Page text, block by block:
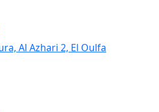
Al Azhari 2, El Oulfa